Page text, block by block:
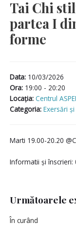
Tai Chi
partea I
forme
Data: 10/03/2026
Ora: 19:00 - 20:20
Locaţia: Centrul
Categoria: Exersări
Marti 19.00-20.20
Informatii și înscrieri:
Următoarele
În curând